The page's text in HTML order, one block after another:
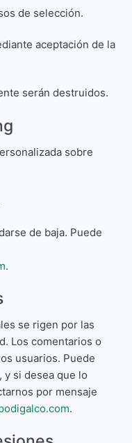
de selección.
aceptación de la
serán destruidos.
sobre
de baja. Puede
.
se rigen por las
Los comentarios o
usuarios. Puede
si desea que lo
por mensaje
.